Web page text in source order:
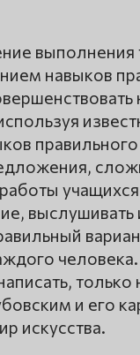
выполнения
навыков
только
и его
искусства.